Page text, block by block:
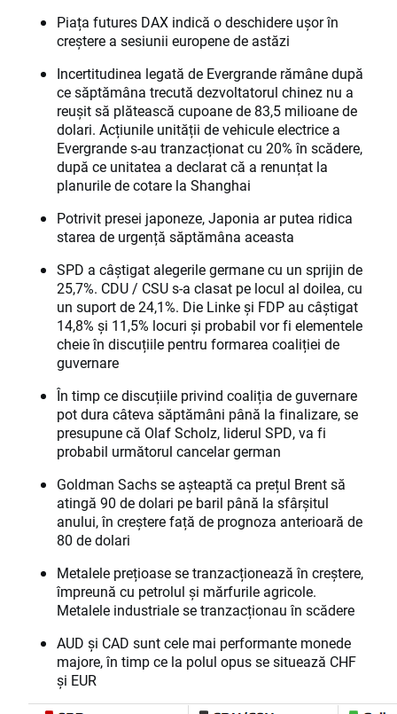
Piața futures DAX indică o deschidere ușor în
creștere a sesiunii europene de astăzi
Incertitudinea legată de Evergrande rămâne după
ce săptămâna trecută dezvoltatorul chinez nu a
reușit să plătească cupoane de 83,5 milioane de
dolari. Acțiunile unității de vehicule electrice a
Evergrande s-au tranzacționat cu 20% în scădere,
după ce unitatea a declarat că a renunțat la
planurile de cotare la Shanghai
Potrivit presei japoneze, Japonia ar putea ridica
starea de urgență săptămâna aceasta
SPD a câștigat alegerile germane cu un sprijin de
25,7%. CDU / CSU s-a clasat pe locul al doilea, cu
un suport de 24,1%. Die Linke și FDP au câștigat
14,8% și 11,5% locuri și probabil vor fi elementele
cheie în discuțiile pentru formarea coaliției de
guvernare
În timp ce discuțiile privind coaliția de guvernare
pot dura câteva săptămâni până la finalizare, se
presupune că Olaf Scholz, liderul SPD, va fi
probabil următorul cancelar german
Goldman Sachs se așteaptă ca prețul Brent să
atingă 90 de dolari pe baril până la sfârșitul
anului, în creștere față de prognoza anterioară de
80 de dolari
Metalele prețioase se tranzacționează în creștere,
împreună cu petrolul și mărfurile agricole.
Metalele industriale se tranzacționau în scădere
AUD și CAD sunt cele mai performante monede
majore, în timp ce la polul opus se situează CHF
și EUR